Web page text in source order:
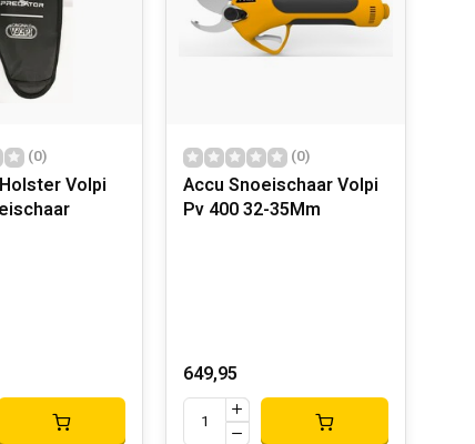
de leiders op de markt zijn met een hoog
waaronder de verschillende lijnen zijn
(0)
Volpi
(0)
Accu Snoeischaar Volpi
Pv 400 32-35Mm
649,95